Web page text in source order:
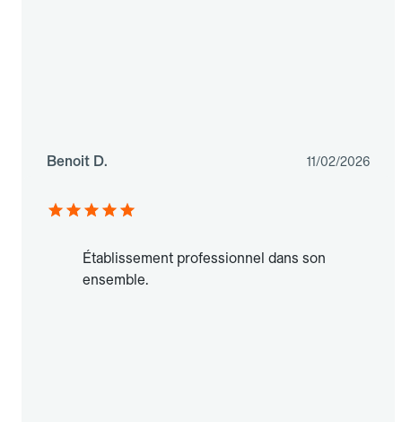
Benoit D. 11/02/2026
Établissement professionnel dans son
ensemble.